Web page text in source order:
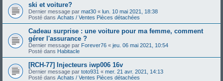
ski et voiture?
Dernier message par mat30 « lun. 10 mai 2021, 18:38
Posté dans Achats / Ventes Pièces détachées
Cadeau surprise : une voiture pour ma femme, comment
gérer l'assurance ?
Dernier message par Forever76 « jeu. 06 mai 2021, 10:54
Posté dans Habitacle
[RCH-77] Injecteurs iwp006 16v
Dernier message par toto931 « mer. 21 avr. 2021, 14:13
Posté dans Achats / Ventes Pièces détachées